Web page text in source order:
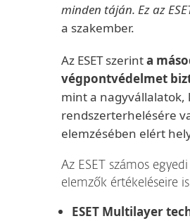
minden táján. Ez az
a szakember.
Az ESET szerinta
végpontvédelmet
mint a nagyvállalatok,
rendszerterhelésére
elemzésében elért
Az ESET számos
elemzők értékeléseire
ESET Multilayer